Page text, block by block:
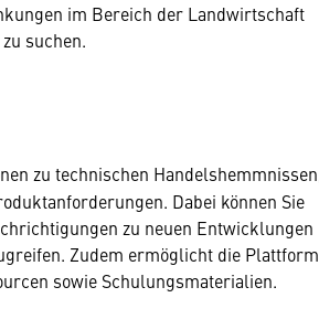
im Bereich der Landwirtschaft
suchen.
zu technischen Handelshemmnissen,
Dabei können Sie
zu neuen Entwicklungen
Zudem ermöglicht die Plattform
sowie Schulungsmaterialien.